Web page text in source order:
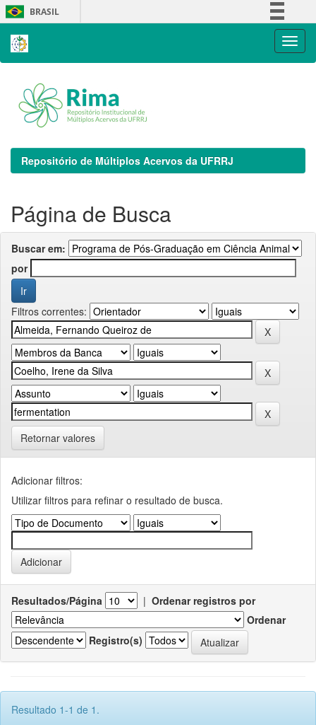
Skip
navigation
BRASIL
Repositório de Múltiplos Acervos da UFRRJ
Página de Busca
Buscar em:
por
Filtros correntes:
Retornar valores
Adicionar filtros:
Utilizar filtros para refinar o resultado de busca.
Resultados/Página | Ordenar registros por
Ordenar
Registro(s)
Resultado 1-1 de 1.